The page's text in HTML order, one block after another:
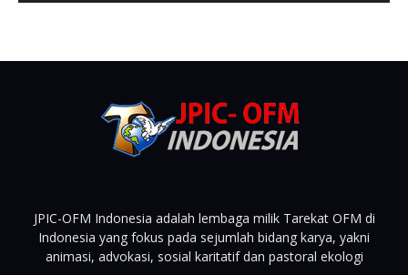
JPIC-OFM Indonesia adalah lembaga milik Tarekat OFM di
Indonesia yang fokus pada sejumlah bidang karya, yakni
animasi, advokasi, sosial karitatif dan pastoral ekologi